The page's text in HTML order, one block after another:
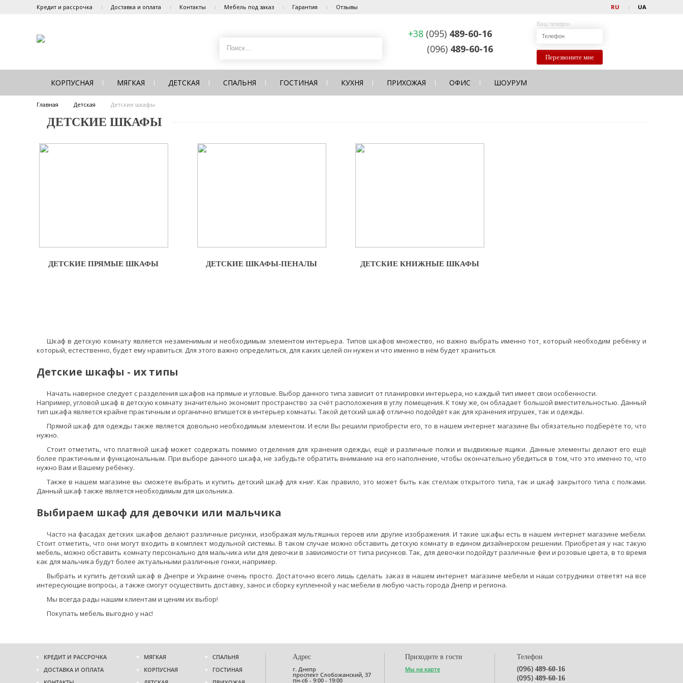
Кредит и рассрочка Доставка и оплата Контакты Мебель под заказ Гарантия Отзывы RU UA
+38 (095) 489-60-16
(096) 489-60-16
Ваш телефон
Перезвоните мне
КОРПУСНАЯ МЯГКАЯ ДЕТСКАЯ СПАЛЬНЯ ГОСТИНАЯ КУХНЯ ПРИХОЖАЯ ОФИС ШОУРУМ
Главная Детская Детские шкафы
ДЕТСКИЕ ШКАФЫ
ДЕТСКИЕ ПРЯМЫЕ ШКАФЫ ДЕТСКИЕ ШКАФЫ-ПЕНАЛЫ ДЕТСКИЕ КНИЖНЫЕ ШКАФЫ
Шкаф в детскую комнату является незаменимым и необходимым элементом интерьера. Типов шкафов множество, но важно выбрать именно тот, который необходим ребёнку и
который, естественно, будет ему нравиться. Для этого важно определиться, для каких целей он нужен и что именно в нём будет храниться.
Детские шкафы - их типы
Начать наверное следует с разделения шкафов на прямые и угловые. Выбор данного типа зависит от планировки интерьера, но каждый тип имеет свои особенности.
Например, угловой шкаф в детскую комнату значительно экономит пространство за счёт расположения в углу помещения. К тому же, он обладает большой вместительностью. Данный
тип шкафа является крайне практичным и органично впишется в интерьер комнаты. Такой детский шкаф отлично подойдёт как для хранения игрушек, так и одежды.
Прямой шкаф для одежды также является довольно необходимым элементом. И если Вы решили приобрести его, то в нашем интернет магазине Вы обязательно подберёте то, что
нужно.
Стоит отметить, что платяной шкаф может содержать помимо отделения для хранения одежды, ещё и различные полки и выдвижные ящики. Данные элементы делают его ещё
более практичным и функциональным. При выборе данного шкафа, не забудьте обратить внимание на его наполнение, чтобы окончательно убедиться в том, что это именно то, что
нужно Вам и Вашему ребёнку.
Также в нашем магазине вы сможете выбрать и купить детский шкаф для книг. Как правило, это может быть как стеллаж открытого типа, так и шкаф закрытого типа с полками.
Данный шкаф также является необходимым для школьника.
Выбираем шкаф для девочки или мальчика
Часто на фасадах детских шкафов делают различные рисунки, изображая мультяшных героев или другие изображения. И такие шкафы есть в нашем интернет магазине мебели.
Стоит отметить, что они могут входить в комплект модульной системы. В таком случае можно обставить детскую комнату в едином дизайнерском решении. Приобретая у нас такую
мебель, можно обставить комнату персонально для мальчика или для девочки в зависимости от типа рисунков. Так, для девочки подойдут различные феи и розовые цвета, в то время
как для мальчика будут более актуальными различные гонки, например.
Выбрать и купить детский шкаф в Днепре и Украине очень просто. Достаточно всего лишь сделать заказ в нашем интернет магазине мебели и наши сотрудники ответят на все
интересующие вопросы, а также смогут осуществить доставку, занос и сборку купленной у нас мебели в любую часть города Днепр и региона.
Мы всегда рады нашим клиентам и ценим их выбор!
Покупать мебель выгодно у нас!
КРЕДИТ И РАССРОЧКА
ДОСТАВКА И ОПЛАТА
МЯГКАЯ
КОРПУСНАЯ
СПАЛЬНЯ
ГОСТИНАЯ
Адрес
г. Днепр
проспект Слобожанский, 37
пн-сб - 9:00 - 19:00
Приходите в гости
Мы на карте
Телефон
(096) 489-60-16
(095) 489-60-16